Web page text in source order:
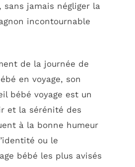
jamais négliger la
incontournable
de la journée de
en voyage, son
bébé voyage est un
et la sérénité des
à la bonne humeur
ou le
bébé les plus avisés